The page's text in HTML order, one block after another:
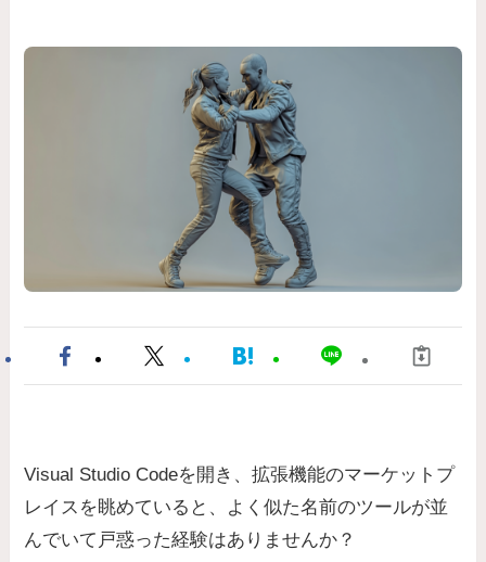
Visual Studio Codeを開き、拡張機能のマーケットプ
レイスを眺めていると、よく似た名前のツールが並
んでいて戸惑った経験はありませんか？